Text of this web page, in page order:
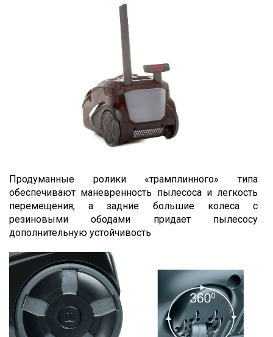
Продуманные ролики «трамплинного» типа
обеспечивают маневренность пылесоса и легкость
перемещения, а задние большие колеса с
резиновыми ободами придает пылесосу
дополнительную устойчивость